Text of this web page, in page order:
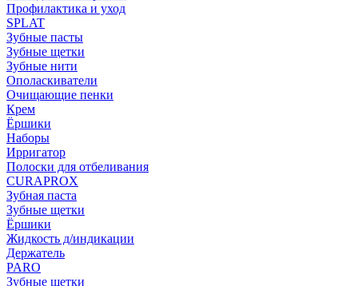
Профилактика и уход
SPLAT
Зубные пасты
Зубные щетки
Зубные нити
Ополаскиватели
Очищающие пенки
Крем
Ёршики
Наборы
Ирригатор
Полоски для отбеливания
CURAPROX
Зубная паста
Зубные щетки
Ёршики
Жидкость д/индикации
Держатель
PARO
Зубные щетки